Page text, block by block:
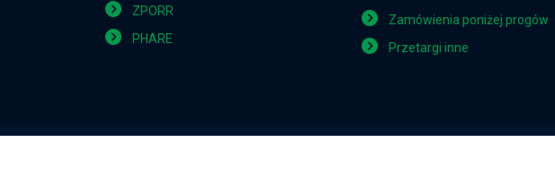
ZPORR
PHARE
Zamówienia poniżej progów
Przetargi inne